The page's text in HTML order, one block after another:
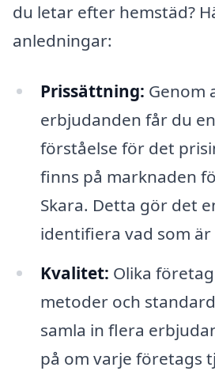
du letar efter hemstäd?
anledningar:
Prissättning: Genom
erbjudanden får du
förståelse för det
finns på marknaden
Skara. Detta gör det
identifiera vad som
Kvalitet: Olika
metoder och
samla in flera
på om varje företags